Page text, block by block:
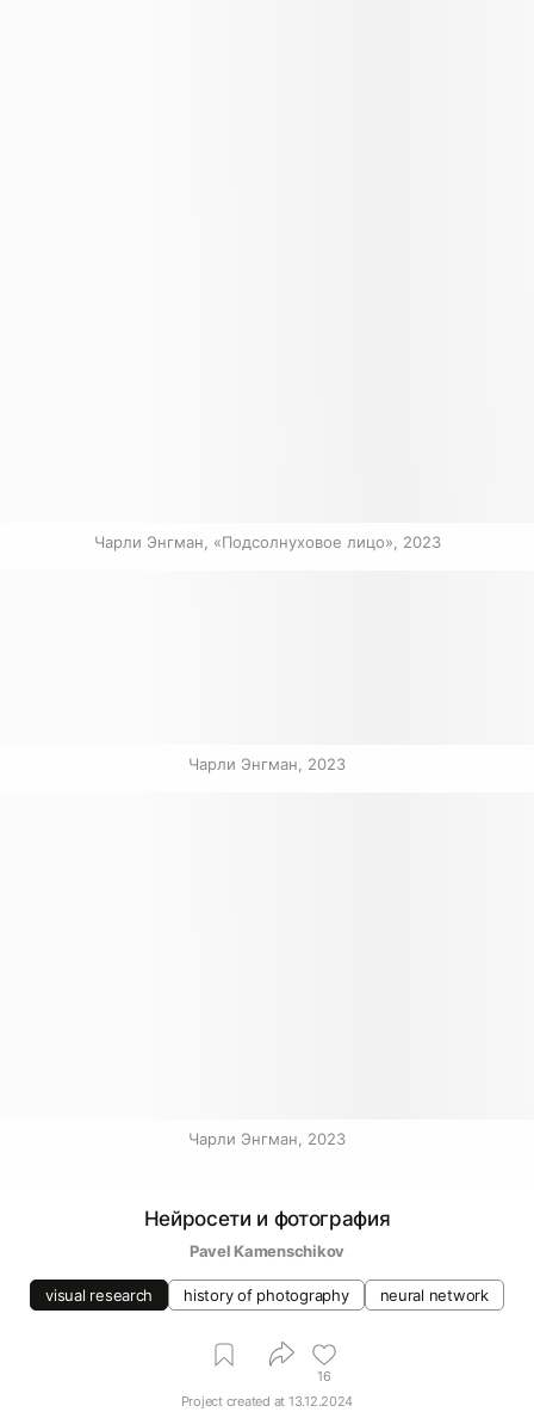
Чарли Энгман, «Подсолнуховое лицо», 2023
Чарли Энгман, 2023
Чарли Энгман, 2023
Нейросети и фотография
Pavel Kamenschikov
visual research history of photography neural network
16
Project created at 13.12.2024